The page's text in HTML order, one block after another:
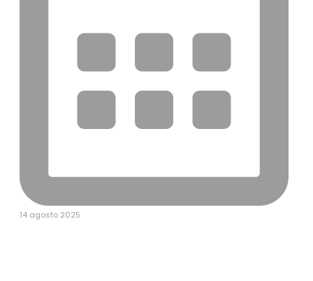
14 agosto 2025